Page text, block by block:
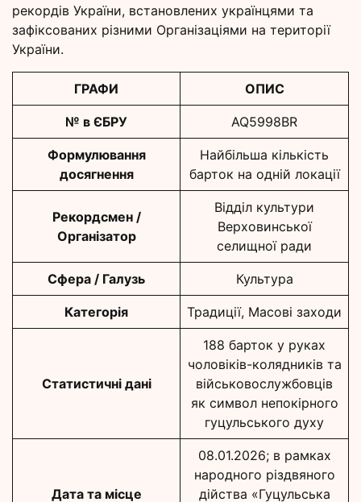
рекордів України, встановлених українцями та
зафіксованих різними Організаціями на території
України.
ГРАФИ ОПИС
№ в ЄБРУ AQ5998BR
Формулювання
досягнення
Найбільша кількість
барток на одній локації
Рекордсмен /
Організатор
Відділ культури
Верховинської
селищної ради
Сфера / Галузь Культура
Категорія Традиції, Масові заходи
Статистичні дані
188 барток у руках
чоловіків-колядників та
військовослужбовців
як символ непокірного
гуцульського духу
Дата та місце
08.01.2026; в рамках
народного різдвяного
дійства «Гуцульська